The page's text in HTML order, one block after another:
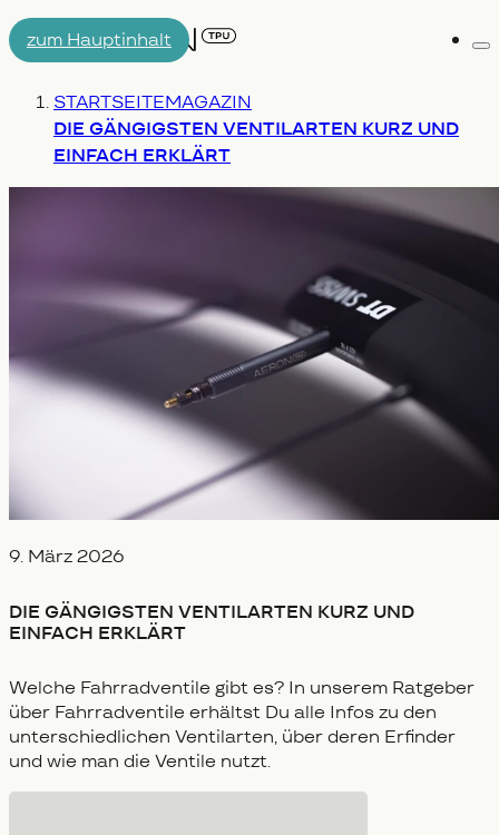
zum Hauptinhalt
AIRTUBE
ENGINEERING
Du bist hier:
STARTSEITEMAGAZIN
DIE GÄNGIGSTEN VENTILARTEN KURZ UND
EINFACH ERKLÄRT
Veröffentlicht am
9. März 2026
DIE GÄNGIGSTEN VENTILARTEN KURZ UND
EINFACH ERKLÄRT
Welche Fahrradventile gibt es? In unserem Ratgeber
über Fahrradventile erhältst Du alle Infos zu den
unterschiedlichen Ventilarten, über deren Erfinder
und wie man die Ventile nutzt.